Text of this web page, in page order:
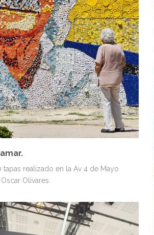
Y NATURALEZA PERSONAJES
tapas realizado en la Av 4 de Mayo
Olivares.